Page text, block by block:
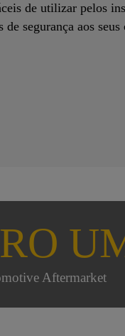
de utilizar pelos
segurança aos seus
Aftermarket